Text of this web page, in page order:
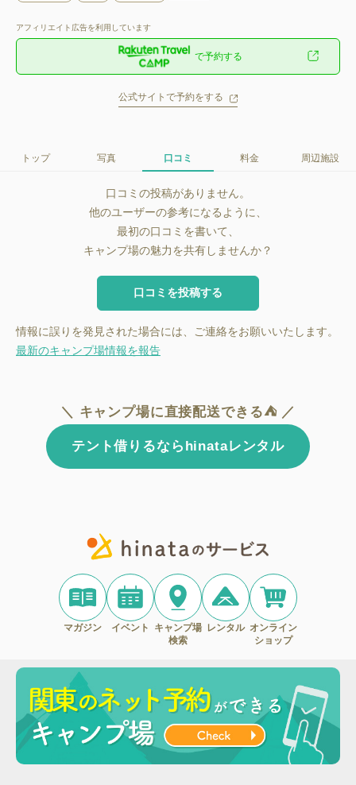
アフィリエイト広告を利用しています
で予約する
公式サイトで予約をする
トップ 写真 口コミ 料金 周辺施設
口コミの投稿がありません。
他のユーザーの参考になるように、
最初の口コミを書いて、
キャンプ場の魅力を共有しませんか？
口コミを投稿する
情報に誤りを発見された場合には、ご連絡をお願いいたします。
最新のキャンプ場情報を報告
＼ キャンプ場に直接配送できる⛺ ／
テント借りるならhinataレンタル
マガジン イベント
キャンプ場
検索
レンタル オンライン
ショップ